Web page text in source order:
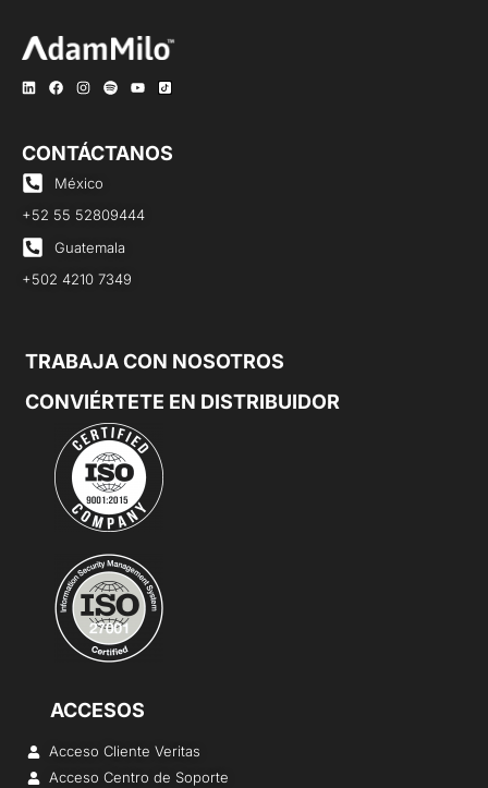
CONTÁCTANOS
México
+52 55 52809444
Guatemala
+502 4210 7349
TRABAJA CON NOSOTROS
CONVIÉRTETE EN DISTRIBUIDOR
ACCESOS
Acceso Cliente Veritas
Acceso Centro de Soporte